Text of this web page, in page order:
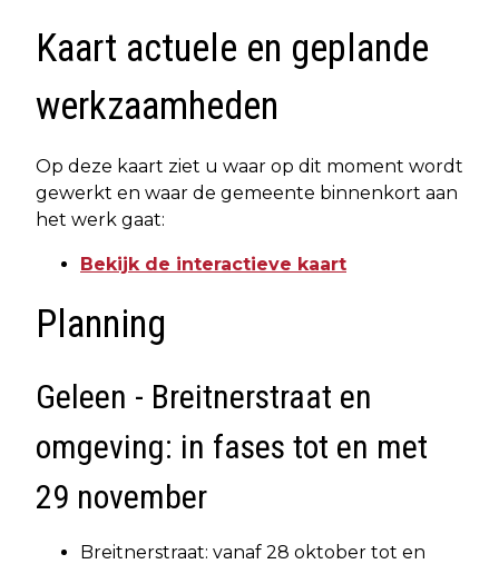
Kaart actuele en geplande
werkzaamheden
Op deze kaart ziet u waar op dit moment wordt
gewerkt en waar de gemeente binnenkort aan
het werk gaat:
Bekijk de interactieve kaart
Planning
Geleen - Breitnerstraat en
omgeving: in fases tot en met
29 november
Breitnerstraat: vanaf 28 oktober tot en